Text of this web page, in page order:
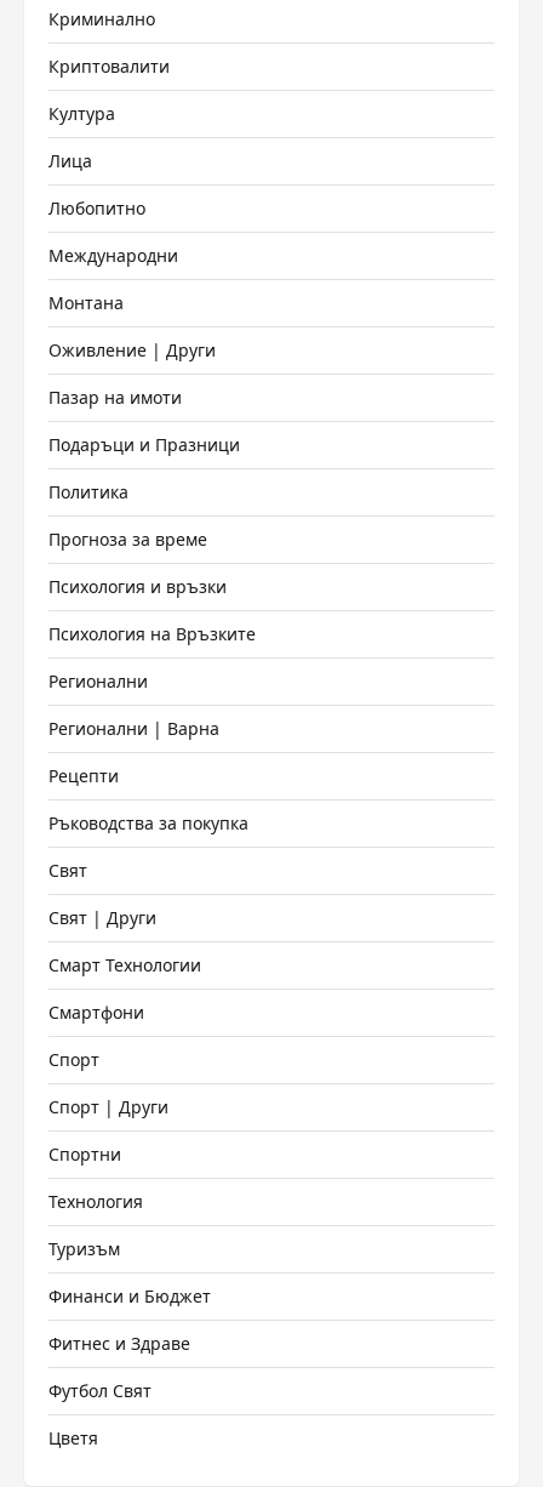
Криминално
Криптовалити
Култура
Лица
Любопитно
Международни
Монтана
Оживление | Други
Пазар на имоти
Подаръци и Празници
Политика
Прогноза за време
Психология и връзки
Психология на Връзките
Регионални
Регионални | Варна
Рецепти
Ръководства за покупка
Свят
Свят | Други
Смарт Технологии
Смартфони
Спорт
Спорт | Други
Спортни
Технология
Туризъм
Финанси и Бюджет
Фитнес и Здраве
Футбол Свят
Цветя